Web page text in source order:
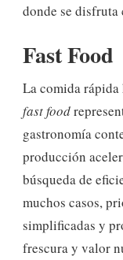
donde se disfruta
Fast Food
La comida rápida
fast food
gastronomía
producción
búsqueda de
muchos casos,
simplificadas y
frescura y valor